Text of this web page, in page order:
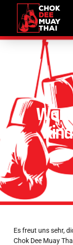
Es freut uns sehr,
Chok Dee Muay